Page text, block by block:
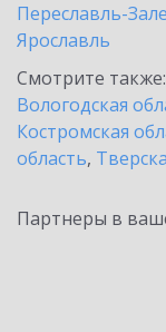
Переславль-
Ярославль
Смотрите также:
Вологодская
Костромская
область,
Партнеры в